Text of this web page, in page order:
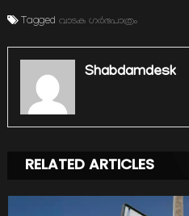
Tagged വാടക ഗര്‍ഭപാത്രം
Shabdamdesk
RELATED ARTICLES